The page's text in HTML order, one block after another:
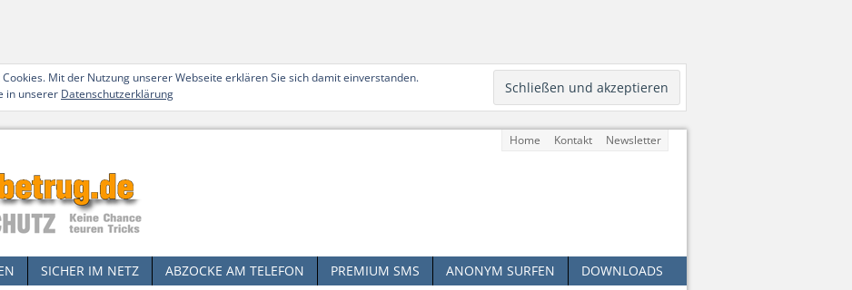
Mit der Nutzung unserer Webseite erklären Sie sich damit einverstanden.
in unserer Datenschutzerklärung
Home Kontakt Newsletter
SICHER IM NETZ ABZOCKE AM TELEFON PREMIUM SMS ANONYM SURFEN DOWNLOADS